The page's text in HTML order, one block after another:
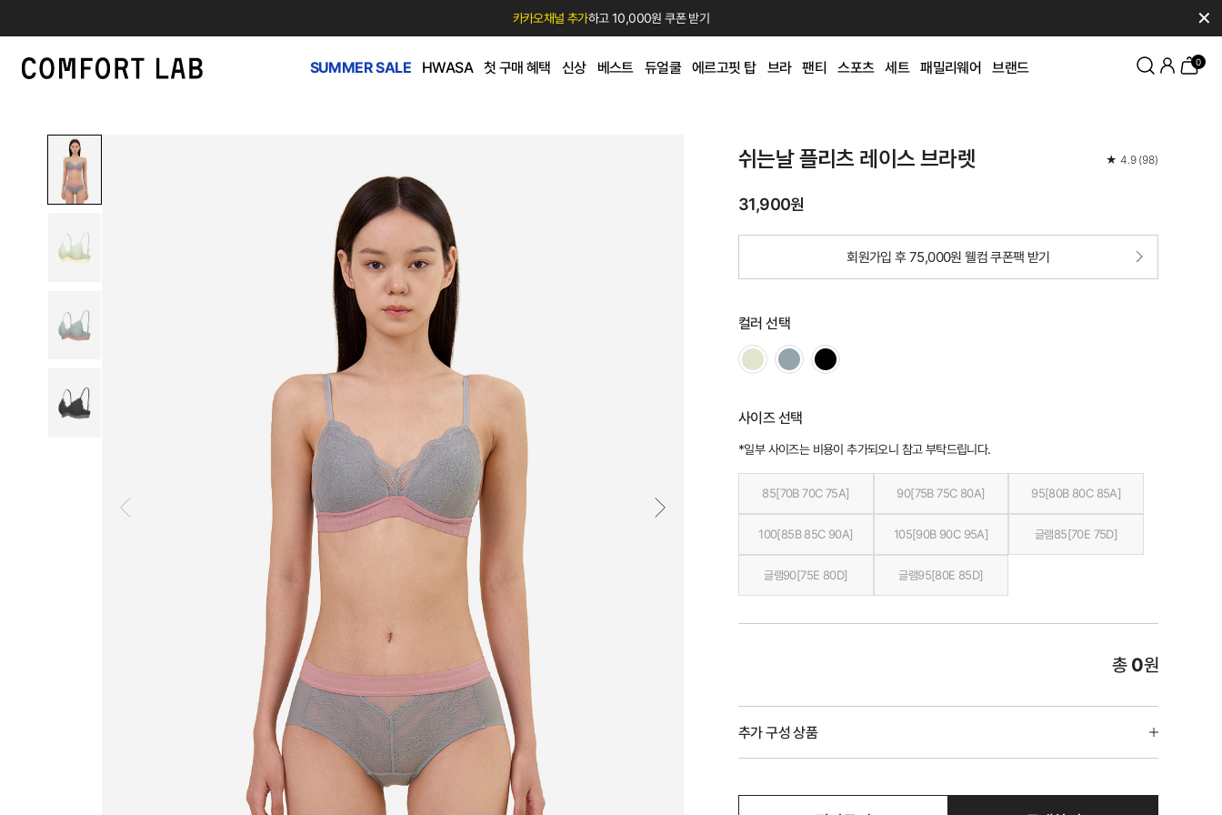
카카오채널 추가하고 10,000원 쿠폰 받기 ✕
SUMMER SALE HWASA 첫 구매 혜택 신상 베스트 듀얼쿨 에르고핏 탑 브라 팬티 스포츠 세트 패밀리웨어 브랜드 0
쉬는날 플리츠 레이스 브라렛 ★ 4.9 (98)
31,900원
회원가입 후 75,000원 웰컴 쿠폰팩 받기
컬러 선택
사이즈 선택
*일부 사이즈는 비용이 추가되오니 참고 부탁드립니다.
85[70B 70C 75A] 90[75B 75C 80A] 95[80B 80C 85A]
100[85B 85C 90A] 105[90B 90C 95A] 글램85[70E 75D]
글램90[75E 80D] 글램95[80E 85D]
총 0원
추가 구성 상품